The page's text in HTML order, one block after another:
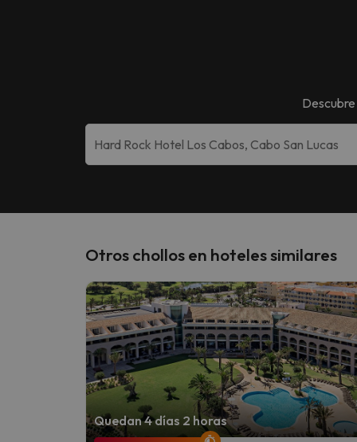
Descubre
Otros chollos en hoteles similares
Quedan 4 días 2 horas